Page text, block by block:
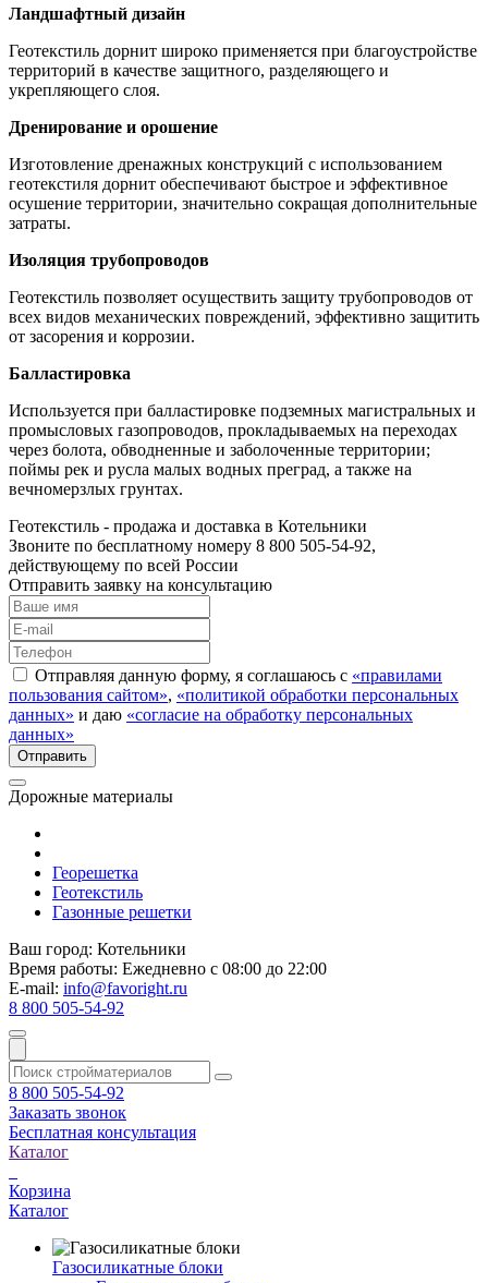
Ландшафтный дизайн
Геотекстиль дорнит широко применяется при благоустройстве
территорий в качестве защитного, разделяющего и
укрепляющего слоя.
Дренирование и орошение
Изготовление дренажных конструкций с использованием
геотекстиля дорнит обеспечивают быстрое и эффективное
осушение территории, значительно сокращая дополнительные
затраты.
Изоляция трубопроводов
Геотекстиль позволяет осуществить защиту трубопроводов от
всех видов механических повреждений, эффективно защитить
от засорения и коррозии.
Балластировка
Используется при балластировке подземных магистральных и
промысловых газопроводов, прокладываемых на переходах
через болота, обводненные и заболоченные территории;
поймы рек и русла малых водных преград, а также на
вечномерзлых грунтах.
Геотекстиль - продажа и доставка в Котельники
Звоните по бесплатному номеру 8 800 505-54-92,
действующему по всей России
Отправить заявку на консультацию
Отправляя данную форму, я соглашаюсь с «правилами
пользования сайтом», «политикой обработки персональных
данных» и даю «согласие на обработку персональных
данных»
Дорожные материалы
Георешетка
Геотекстиль
Газонные решетки
Ваш город: Котельники
Время работы: Ежедневно с 08:00 до 22:00
E-mail: info@favoright.ru
8 800 505-54-92
8 800 505-54-92
Заказать звонок
Бесплатная консультация
Каталог
Корзина
Каталог
Газосиликатные блоки